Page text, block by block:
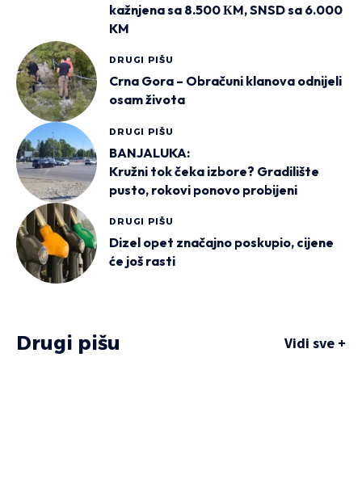
kažnjena sa 8.500 КM, SNSD sa 6.000
KM
DRUGI PIŠU
Crna Gora – Obračuni klanova odnijeli
osam života
DRUGI PIŠU
BANJALUKA:
Kružni tok čeka izbore? Gradilište
pusto, rokovi ponovo probijeni
DRUGI PIŠU
Dizel opet značajno poskupio, cijene
će još rasti
Drugi pišu Vidi sve +